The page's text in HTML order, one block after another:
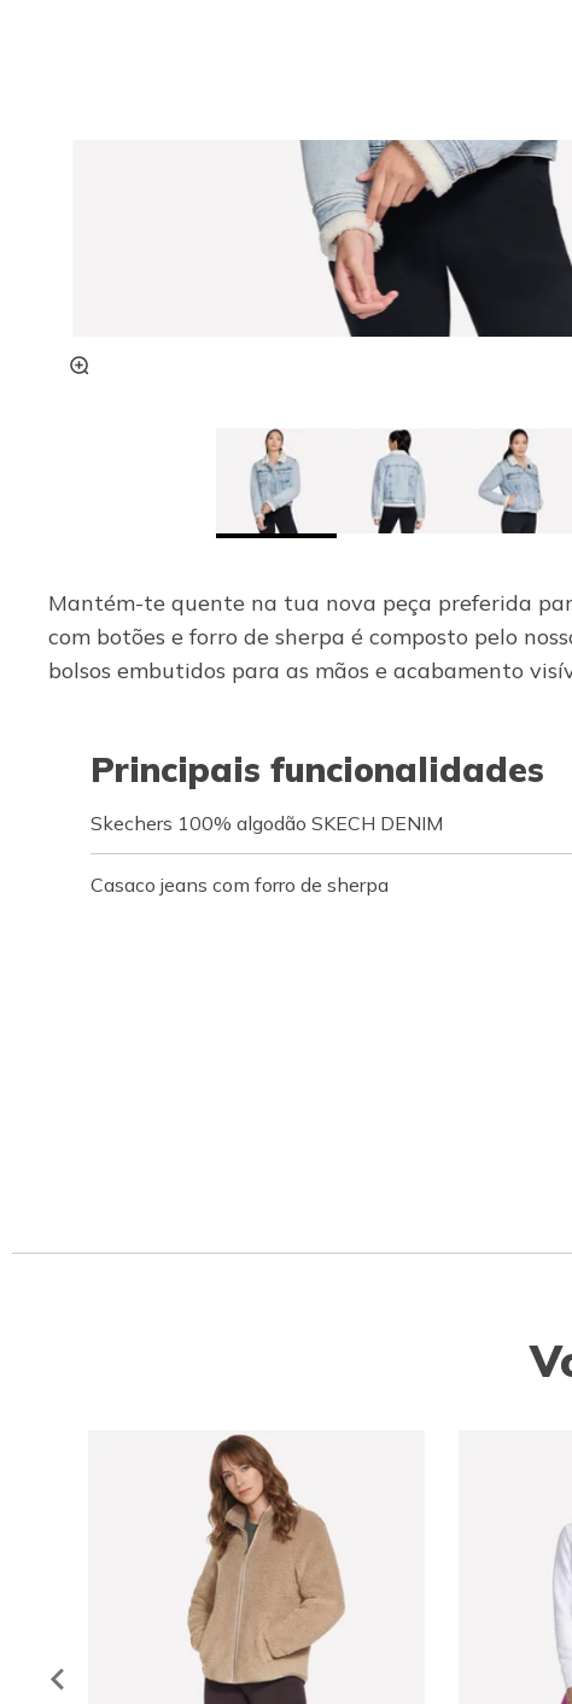
Mantém-te quente na tua nova peça preferida
com botões e forro de sherpa é composto pelo
bolsos embutidos para as mãos e acabamento
Principais funcionalidades
Skechers 100% algodão SKECH DENIM
Casaco jeans com forro de sherpa